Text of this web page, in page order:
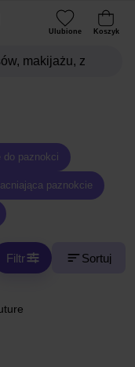
Ulubione Koszyk
do paznokci
paznokcie
Filtr Sortuj